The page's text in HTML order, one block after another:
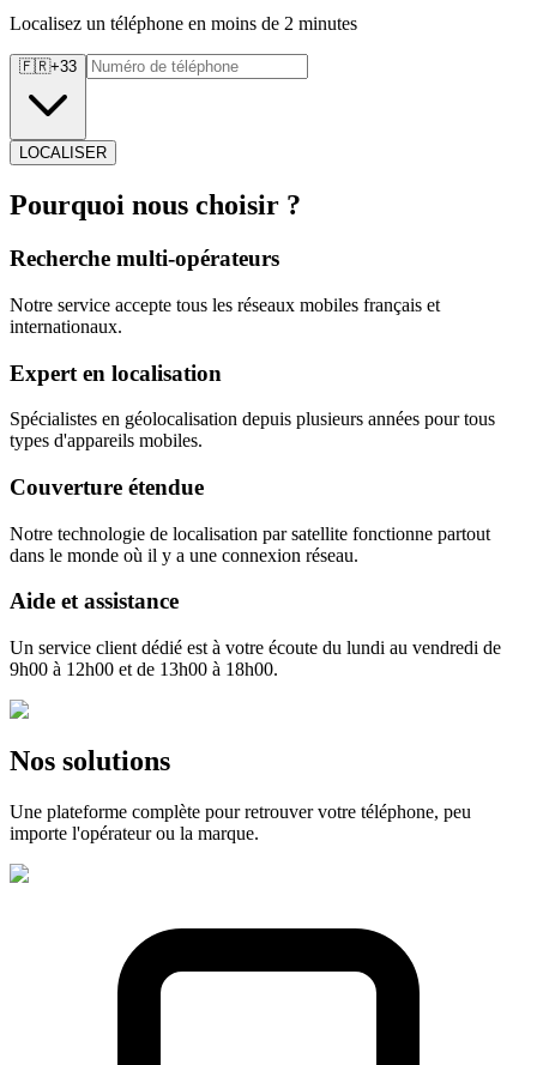
Localisez un téléphone en moins de 2 minutes
🇫🇷+33
LOCALISER
Pourquoi nous choisir ?
Recherche multi-opérateurs
Notre service accepte tous les réseaux mobiles français et
internationaux.
Expert en localisation
Spécialistes en géolocalisation depuis plusieurs années pour tous
types d'appareils mobiles.
Couverture étendue
Notre technologie de localisation par satellite fonctionne partout
dans le monde où il y a une connexion réseau.
Aide et assistance
Un service client dédié est à votre écoute du lundi au vendredi de
9h00 à 12h00 et de 13h00 à 18h00.
Nos solutions
Une plateforme complète pour retrouver votre téléphone, peu
importe l'opérateur ou la marque.